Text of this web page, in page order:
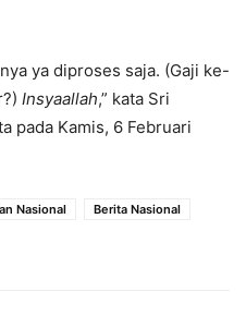
ya diproses saja. (Gaji ke-
Insyaallah,” kata Sri
pada Kamis, 6 Februari
Nasional
Berita Nasional